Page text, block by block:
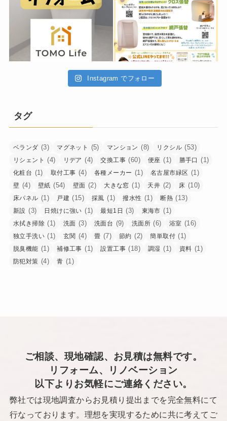
Instagram でフォロー
タグ
ベランダ (3) マグネット (5) マンション (8) リクシル (53)
リシェント (4) リデア (4) 交換工事 (60) 便座 (1) 勝手口 (1)
化粧台 (1) 取付工事 (4) 各種メーカー (1) 名古屋市緑区 (1)
壁 (4) 壁紙 (54) 壁面 (2) 大きな窓 (1) 天井 (2) 床 (10)
床パネル (1) 戸建 (15) 採風 (1) 撥水性 (1) 断熱 (13)
新設 (3) 日焼けに強い (1) 最短1日 (3) 東海市 (1)
水拭き掃除 (1) 洗面 (3) 洗面台 (9) 洗面所 (6) 浴室 (16)
独立手洗い (1) 玄関 (4) 畳 (7) 節約 (2) 簡単取付 (1)
脱臭機能 (1) 補修工事 (1) 設置工事 (18) 調湿 (1) 資料 (1)
防犯対策 (4) 青 (1)
ご相談、現地確認、お見積は無料です。
リフォーム、リノベーション
以下よりお気軽にご連絡ください。
弊社では現地調査からお見積り提出までを完全無料にて
行なっております。理想を実現するために共に考えてご